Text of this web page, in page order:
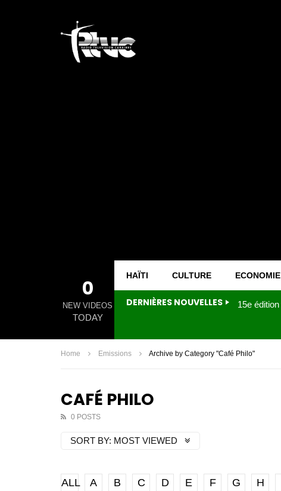
0
NEW VIDEOS
TODAY
HAÏTI CULTURE ECONOMIE
DERNIÈRES NOUVELLES
Home Emissions Archive by Category "Café Philo"
CAFÉ PHILO
0 POSTS
SORT BY: MOST VIEWED
ALL A B C D E F G H